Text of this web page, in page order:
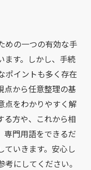
めの一つの有効な手
ます。しかし、手続
ポイントも多く存在
点から任意整理の基
点をわかりやすく解
る方や、これから相
専門用語をできるだ
ていきます。安心し
にしてください。